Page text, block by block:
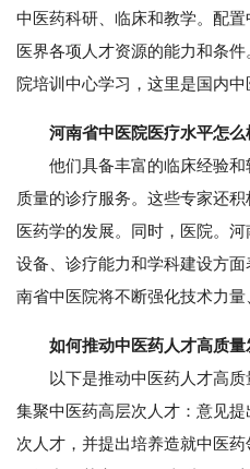
中医药科研、临床和教学。配
医界各项人才资源的能力和条
院培训中心学习，这里是国内中
河南省中医院医疗水平怎么
他们具备丰富的临床经验和
质量的诊疗服务。这些专家还
医药学的发展。同时，医院。
设备、诊疗能力和学科建设方
南省中医院将不断强化技术力量
如何推动中医药人才高质
以下是推动中医药人才高质
集聚中医药高层次人才：意见
次人才，并提出培养造就中医药